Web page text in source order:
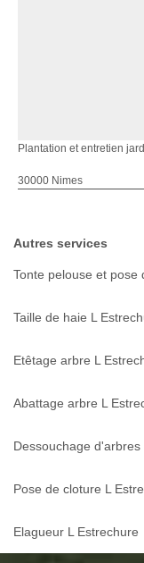
Plantation et entretien
30000 Nimes
Autres services
Tonte pelouse et pose
Taille de haie L
Etêtage arbre L
Abattage arbre L
Dessouchage d'arbres
Pose de cloture L
Elagueur L Estrechure